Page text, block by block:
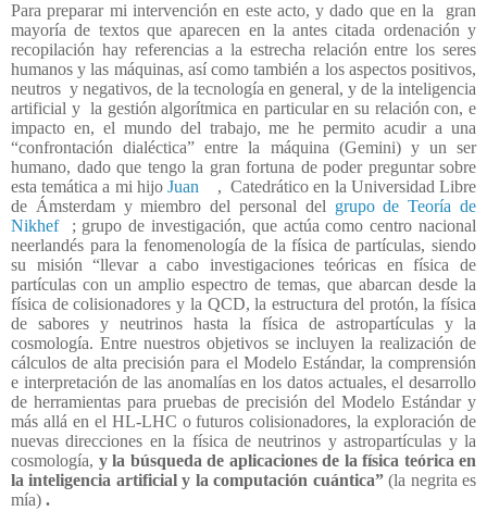
Para preparar mi intervención en este acto, y dado que en la
gran
mayoría de textos que aparecen en la antes citada ordenación y
recopilación hay referencias a la estrecha relación entre los seres
humanos y las máquinas, así como también a los aspectos positivos,
neutros y negativos, de la tecnología en general, y de la inteligencia
artificial y la gestión algorítmica en particular en su relación con, e
impacto en, el mundo del trabajo, me he permito acudir a una
“confrontación dialéctica” entre la máquina (Gemini) y un ser
humano, dado que tengo la gran fortuna de poder preguntar sobre
esta temática a mi hijo Juan , Catedrático en la Universidad Libre
de Ámsterdam y miembro del personal del grupo de Teoría de
Nikhef
; grupo de investigación, que actúa como centro nacional
neerlandés para la fenomenología de la física de partículas, siendo
su misión “llevar a cabo investigaciones teóricas en física de
partículas con un amplio espectro de temas, que abarcan desde la
física de colisionadores y la QCD, la estructura del protón, la física
de sabores y neutrinos hasta la física de astropartículas y la
cosmología. Entre nuestros objetivos se incluyen la realización de
cálculos de alta precisión para el Modelo Estándar, la comprensión
e interpretación de las anomalías en los datos actuales, el desarrollo
de herramientas para pruebas de precisión del Modelo Estándar y
más allá en el HL-LHC o futuros colisionadores, la exploración de
nuevas direcciones en la física de neutrinos y astropartículas y la
cosmología, y la búsqueda de aplicaciones de la física teórica en
la inteligencia artificial y la computación cuántica”(la negrita es
mía) .